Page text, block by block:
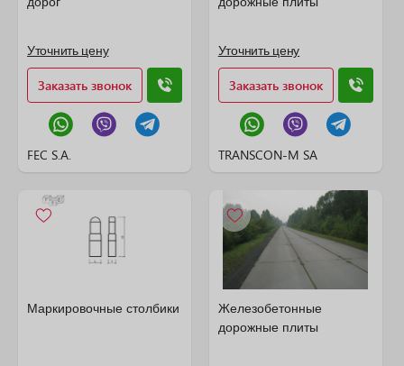
Уточнить цену
Заказать звонок
FEC S.A.
Уточнить цену
Заказать звонок
TRANSCON-M SA
Маркировочные столбики
Железобетонные
дорожные плиты